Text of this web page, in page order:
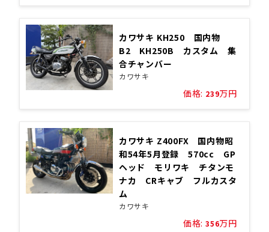
カワサキ KH250 国内物
B2 KH250B カスタム 集
合チャンバー
カワサキ
価格: 239万円
カワサキ Z400FX 国内物昭
和54年5月登録 570cc GP
ヘッド モリワキ チタンモ
ナカ CRキャブ フルカスタ
ム
カワサキ
価格: 356万円